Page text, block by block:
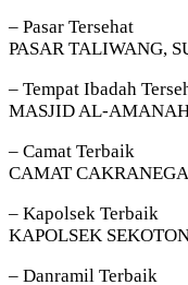
– Pasar Tersehat
PASAR TALIWANG,
– Tempat Ibadah
MASJID AL-
– Camat Terbaik
CAMAT
– Kapolsek Terbaik
KAPOLSEK
– Danramil Terbaik